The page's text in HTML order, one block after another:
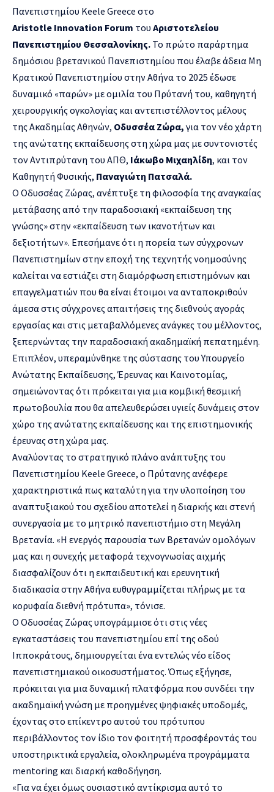
Πανεπιστημίου Keele Greece στο
Aristotle Innovation Forum του Αριστοτελείου
Πανεπιστημίου Θεσσαλονίκης. Το πρώτο παράρτημα
δημόσιου βρετανικού Πανεπιστημίου που έλαβε άδεια Μη
Κρατικού Πανεπιστημίου στην Αθήνα το 2025 έδωσε
δυναμικό «παρών» με ομιλία του Πρύτανή του, καθηγητή
χειρουργικής ογκολογίας και αντεπιστέλλοντος μέλους
της Ακαδημίας Αθηνών, Οδυσσέα Ζώρα,για τον νέο χάρτη
της ανώτατης εκπαίδευσης στη χώρα μας με συντονιστές
τον Αντιπρύτανη του ΑΠΘ, Ιάκωβο Μιχαηλίδη, και τον
Καθηγητή Φυσικής, Παναγιώτη Πατσαλά.
Ο Οδυσσέας Ζώρας, ανέπτυξε τη φιλοσοφία της αναγκαίας
μετάβασης από την παραδοσιακή «εκπαίδευση της
γνώσης» στην «εκπαίδευση των ικανοτήτων και
δεξιοτήτων». Επεσήμανε ότι η πορεία των σύγχρονων
Πανεπιστημίων στην εποχή της τεχνητής νοημοσύνης
καλείται να εστιάζει στη διαμόρφωση επιστημόνων και
επαγγελματιών που θα είναι έτοιμοι να ανταποκριθούν
άμεσα στις σύγχρονες απαιτήσεις της διεθνούς αγοράς
εργασίας και στις μεταβαλλόμενες ανάγκες του μέλλοντος,
ξεπερνώντας την παραδοσιακή ακαδημαϊκή πεπατημένη.
Επιπλέον, υπεραμύνθηκε της σύστασης του Υπουργείο
Ανώτατης Εκπαίδευσης, Έρευνας και Καινοτομίας,
σημειώνοντας ότι πρόκειται για μια κομβική θεσμική
πρωτοβουλία που θα απελευθερώσει υγιείς δυνάμεις στον
χώρο της ανώτατης εκπαίδευσης και της επιστημονικής
έρευνας στη χώρα μας.
Αναλύοντας το στρατηγικό πλάνο ανάπτυξης του
Πανεπιστημίου Keele Greece, ο Πρύτανης ανέφερε
χαρακτηριστικά πως καταλύτη για την υλοποίηση του
αναπτυξιακού του σχεδίου αποτελεί η διαρκής και στενή
συνεργασία με το μητρικό πανεπιστήμιο στη Μεγάλη
Βρετανία. «Η ενεργός παρουσία των Βρετανών ομολόγων
μας και η συνεχής μεταφορά τεχνογνωσίας αιχμής
διασφαλίζουν ότι η εκπαιδευτική και ερευνητική
διαδικασία στην Αθήνα ευθυγραμμίζεται πλήρως με τα
κορυφαία διεθνή πρότυπα», τόνισε.
Ο Οδυσσέας Ζώρας υπογράμμισε ότι στις νέες
εγκαταστάσεις του πανεπιστημίου επί της οδού
Ιπποκράτους, δημιουργείται ένα εντελώς νέο είδος
πανεπιστημιακού οικοσυστήματος. Όπως εξήγησε,
πρόκειται για μια δυναμική πλατφόρμα που συνδέει την
ακαδημαϊκή γνώση με προηγμένες ψηφιακές υποδομές,
έχοντας στο επίκεντρο αυτού του πρότυπου
περιβάλλοντος τον ίδιο τον φοιτητή προσφέροντάς του
υποστηρικτικά εργαλεία, ολοκληρωμένα προγράμματα
mentoring και διαρκή καθοδήγηση.
«Για να έχει όμως ουσιαστικό αντίκρισμα αυτό το